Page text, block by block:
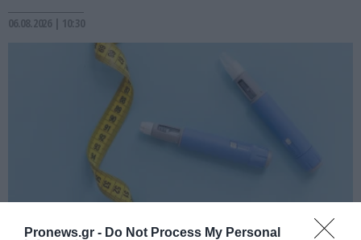
Pronews.gr - Do Not Process My Personal
06.08.2026 | 10:30